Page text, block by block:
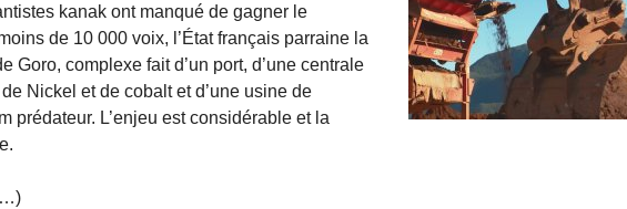
kanak ont manqué de gagner le
de 10 000 voix, l’État français parraine la
Goro, complexe fait d’un port, d’une centrale
Nickel et de cobalt et d’une usine de
prédateur. L’enjeu est considérable et la